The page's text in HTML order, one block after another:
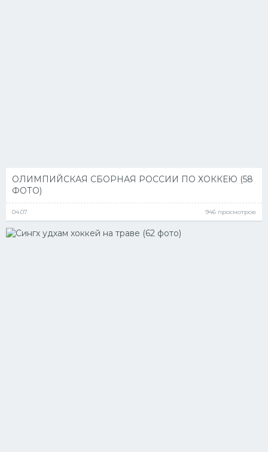
ОЛИМПИЙСКАЯ СБОРНАЯ РОССИИ ПО ХОККЕЮ (58
ФОТО)
04.07 946 просмотров